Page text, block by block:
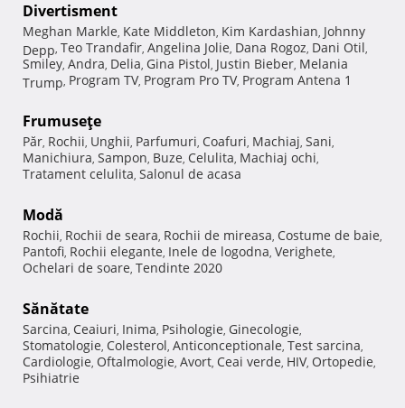
Divertisment
Meghan Markle, Kate Middleton, Kim Kardashian, Johnny
Depp, Teo Trandafir, Angelina Jolie, Dana Rogoz, Dani Otil,
Smiley, Andra, Delia, Gina Pistol, Justin Bieber, Melania
Trump, Program TV, Program Pro TV, Program Antena 1
Frumuseţe
Păr, Rochii, Unghii, Parfumuri, Coafuri, Machiaj, Sani,
Manichiura, Sampon, Buze, Celulita, Machiaj ochi,
Tratament celulita, Salonul de acasa
Modă
Rochii, Rochii de seara, Rochii de mireasa, Costume de baie,
Pantofi, Rochii elegante, Inele de logodna, Verighete,
Ochelari de soare, Tendinte 2020
Sănătate
Sarcina, Ceaiuri, Inima, Psihologie, Ginecologie,
Stomatologie, Colesterol, Anticonceptionale, Test sarcina,
Cardiologie, Oftalmologie, Avort, Ceai verde, HIV, Ortopedie,
Psihiatrie